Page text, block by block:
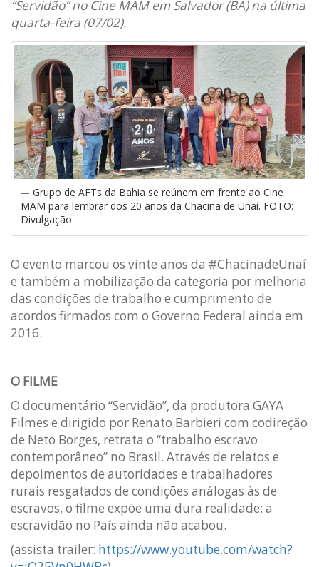
“Servidão” no Cine MAM em Salvador (BA) na última
quarta-feira (07/02).
Grupo de AFTs da Bahia se reúnem em frente ao Cine
MAM para lembrar dos 20 anos da Chacina de Unaí. FOTO:
Divulgação
O evento marcou os vinte anos da #ChacinadeUnaí
e também a mobilização da categoria por melhoria
das condições de trabalho e cumprimento de
acordos firmados com o Governo Federal ainda em
2016.
O FILME
O documentário “Servidão”, da produtora GAYA
Filmes e dirigido por Renato Barbieri com codireção
de Neto Borges, retrata o “trabalho escravo
contemporâneo” no Brasil. Através de relatos e
depoimentos de autoridades e trabalhadores
rurais resgatados de condições análogas às de
escravos, o filme expõe uma dura realidade: a
escravidão no País ainda não acabou.
(assista trailer: https://www.youtube.com/watch?